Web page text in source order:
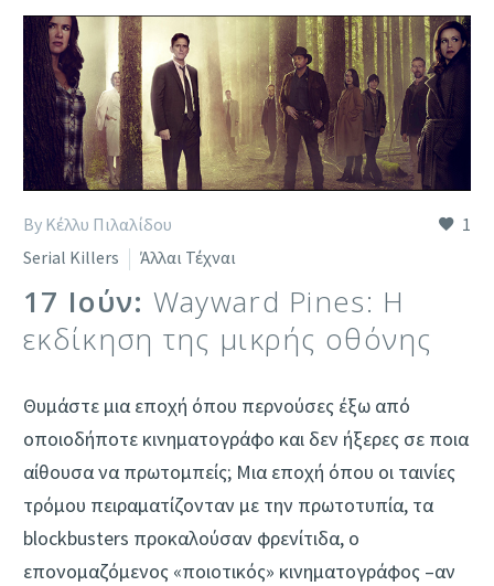
1
By Κέλλυ Πιλαλίδου
Serial Killers
Άλλαι Τέχναι
17 Ιούν: Wayward Pines: Η
εκδίκηση της μικρής οθόνης
Θυμάστε μια εποχή όπου περνούσες έξω από
οποιοδήποτε κινηματογράφο και δεν ήξερες σε ποια
αίθουσα να πρωτομπείς; Μια εποχή όπου οι ταινίες
τρόμου πειραματίζονταν με την πρωτοτυπία, τα
blockbusters προκαλούσαν φρενίτιδα, ο
επονομαζόμενος «ποιοτικός» κινηματογράφος –αν